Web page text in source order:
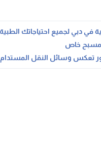
بمسبح خاص
تعكس وسائل النقل المستدام